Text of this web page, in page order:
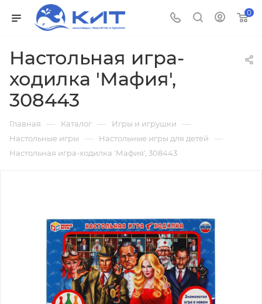
0
Настольная игра-
ходилка 'Мафия',
308443
Главная — Каталог — Игры и игрушки —
Настольные игры — Настольные игры для детей —
Настольная игра-ходилка 'Мафия', 308443